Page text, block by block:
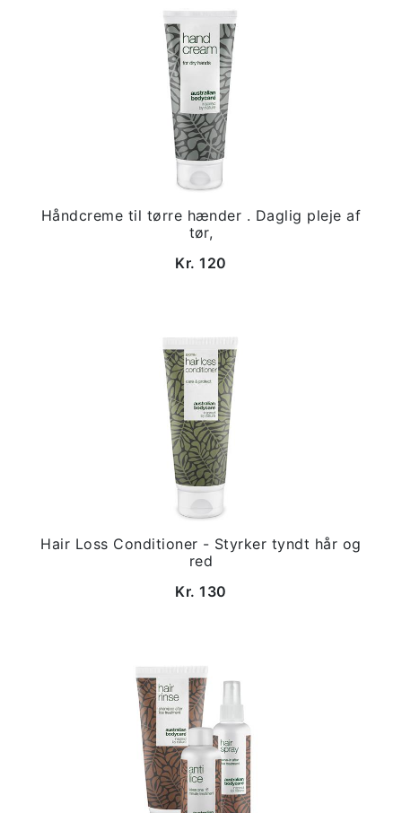
Håndcreme til tørre hænder . Daglig pleje af
tør,
Kr. 120
Hair Loss Conditioner - Styrker tyndt hår og
red
Kr. 130